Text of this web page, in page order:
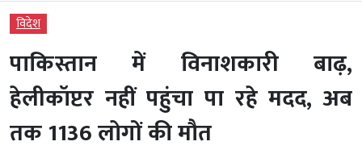
विदेश
पाकिस्तान में विनाशकारी बाढ़,
हेलीकॉप्टर नहीं पहुंचा पा रहे मदद, अब
तक 1136 लोगों की मौत